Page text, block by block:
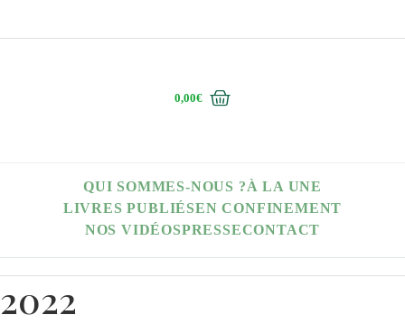
0,00€
QUI SOMMES-NOUS ?À LA UNE
LIVRES PUBLIÉSEN CONFINEMENT
NOS VIDÉOSPRESSECONTACT
2022